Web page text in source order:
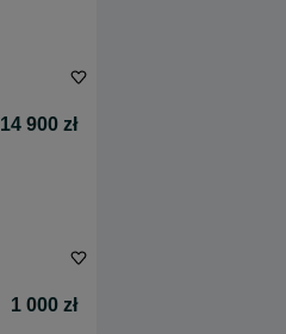
14 900 zł
1 000 zł